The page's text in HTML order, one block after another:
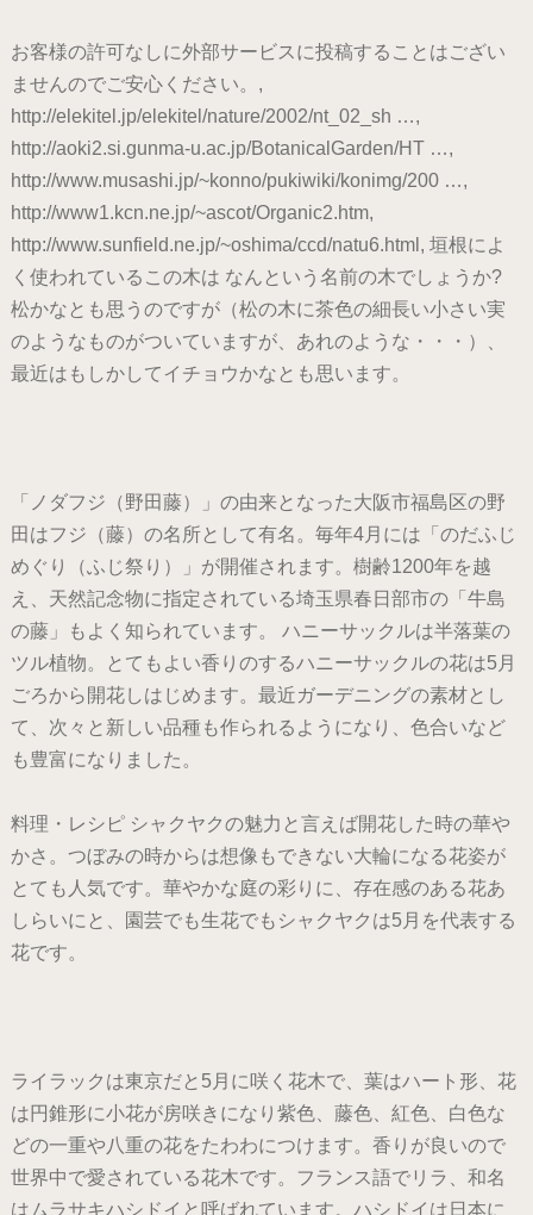
お客様の許可なしに外部サービスに投稿することはござい
ませんのでご安心ください。,
http://elekitel.jp/elekitel/nature/2002/nt_02_sh …,
http://aoki2.si.gunma-u.ac.jp/BotanicalGarden/HT …,
http://www.musashi.jp/~konno/pukiwiki/konimg/200 …,
http://www1.kcn.ne.jp/~ascot/Organic2.htm,
http://www.sunfield.ne.jp/~oshima/ccd/natu6.html, 垣根によ
く使われているこの木は なんという名前の木でしょうか?
松かなとも思うのですが（松の木に茶色の細長い小さい実
のようなものがついていますが、あれのような・・・）、
最近はもしかしてイチョウかなとも思います。
「ノダフジ（野田藤）」の由来となった大阪市福島区の野
田はフジ（藤）の名所として有名。毎年4月には「のだふじ
めぐり（ふじ祭り）」が開催されます。樹齢1200年を越
え、天然記念物に指定されている埼玉県春日部市の「牛島
の藤」もよく知られています。 ハニーサックルは半落葉の
ツル植物。とてもよい香りのするハニーサックルの花は5月
ごろから開花しはじめます。最近ガーデニングの素材とし
て、次々と新しい品種も作られるようになり、色合いなど
も豊富になりました。
料理・レシピ シャクヤクの魅力と言えば開花した時の華や
かさ。つぼみの時からは想像もできない大輪になる花姿が
とても人気です。華やかな庭の彩りに、存在感のある花あ
しらいにと、園芸でも生花でもシャクヤクは5月を代表する
花です。
ライラックは東京だと5月に咲く花木で、葉はハート形、花
は円錐形に小花が房咲きになり紫色、藤色、紅色、白色な
どの一重や八重の花をたわわにつけます。香りが良いので
世界中で愛されている花木です。フランス語でリラ、和名
はムラサキハシドイと呼ばれています。ハシドイは日本に